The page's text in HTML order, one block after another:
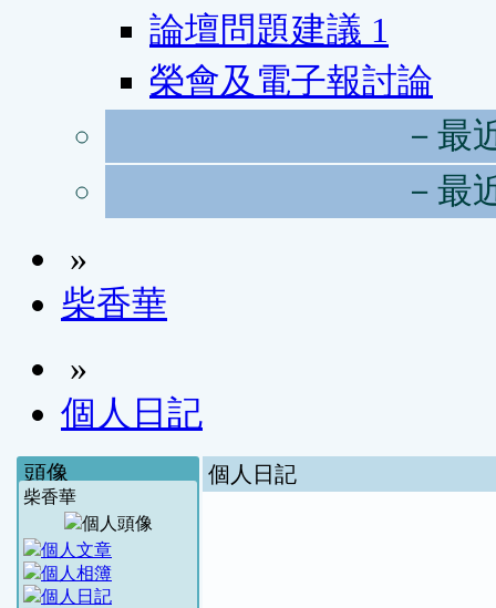
論壇問題建議 1
榮會及電子報討論
－最
－最
»
柴香華
»
個人日記
頭像
柴香華
個人日記